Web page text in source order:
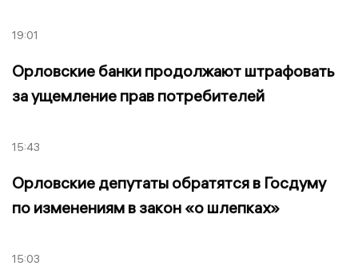
19:01
Орловские банки продолжают штрафовать
за ущемление прав потребителей
15:43
Орловские депутаты обратятся в Госдуму
по изменениям в закон «о шлепках»
15:03